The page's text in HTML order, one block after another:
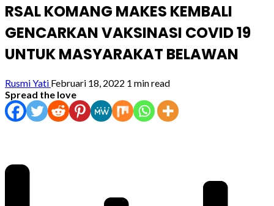
RSAL KOMANG MAKES KEMBALI
GENCARKAN VAKSINASI COVID 19
UNTUK MASYARAKAT BELAWAN
Rusmi Yati Februari 18, 2022 1 min read
Spread the love